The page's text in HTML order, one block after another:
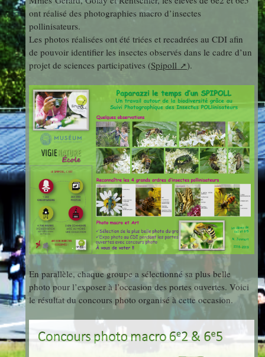
photos
et Linux
Auteur en
résidence
Découverte
des
Métiers
Découverte
Professionnelle
Education
Musicale
Mathématiques
Projets
Interdisciplinaires
Des Arts
Orientation
Voyages
et Sorties
indépendants
ont réalisé des photographies macro d’insectes
pollinisateurs.
Les photos réalisées ont été triées et recadrées au CDI afin
de pouvoir identifier les insectes observés dans le cadre d’un
projet de sciences participatives (Spipoll ).
En parallèle, chaque groupe a sélectionné sa plus belle
photo pour l’exposer à l’occasion des portes ouvertes. Voici
le résultat du concours photo organisé à cette occasion.